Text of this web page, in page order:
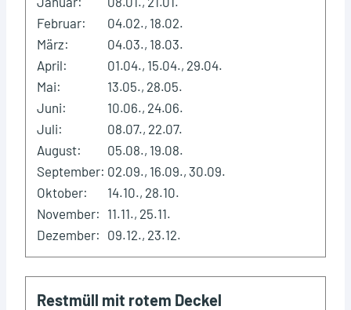
Februar:
04.02., 18.02.
März:
04.03., 18.03.
April:
01.04., 15.04., 29.04.
Mai:
13.05., 28.05.
Juni:
10.06., 24.06.
Juli:
08.07., 22.07.
August:
05.08., 19.08.
September: 02.09., 16.09., 30.09.
Oktober:
14.10., 28.10.
November: 11.11., 25.11.
Dezember: 09.12., 23.12.
Restmüll mit rotem Deckel